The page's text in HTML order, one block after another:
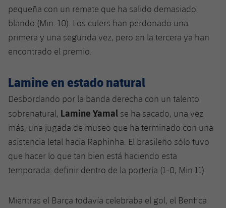
Resultados
Voleibol masculino
Voleibol femenino
Apúntate a las amateurs
Carnet de las Secciones Amateurs
League of Legends
VALORANT Game Changers
eFootball
pequeña con un remate que ha salido demasiado
blando (Min. 10). Los culers han perdonado una
primera y una segunda vez, pero en la tercera ya han
encontrado el premio.
Lamine en estado natural
Desbordando por la banda derecha con un talento
sobrenatural, Lamine Yamal se ha sacado, una vez
más, una jugada de museo que ha terminado con una
asistencia letal hacia Raphinha. El brasileño sólo tuvo
que hacer lo que tan bien está haciendo esta
temporada: definir dentro de la portería (1-0, Min 11).
Mientras el Barça todavía celebraba el gol, el Benfica